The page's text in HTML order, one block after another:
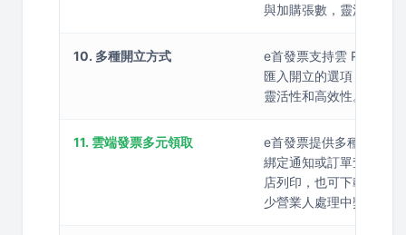
與加購張數，靈活應對
10. 多種開立方式
e首發票支持雲 POS 介
匯入開立的選項，此外
靈活性和高效性。
11. 雲端發票多元領取
e首發票提供多種發票領
綁定通知或訂單查詢來
店列印，也可下載圖檔
少營業人處理中獎發票